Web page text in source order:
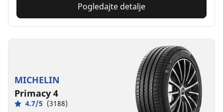
Pogledajte detalje
MICHELIN
Primacy 4
4.7/5 (3188)